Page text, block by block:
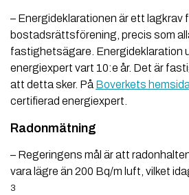
– Energideklarationen är ett lagkrav
bostadsrättsförening, precis som
fastighetsägare. Energideklara­tion
energiexpert vart 10:e år. Det är
att detta sker. På Boverkets hemsida
certifierad energiexpert.
Radonmätning
– Regeringens mål är att
vara lägre än 200 Bq/m
3
luft, vilket